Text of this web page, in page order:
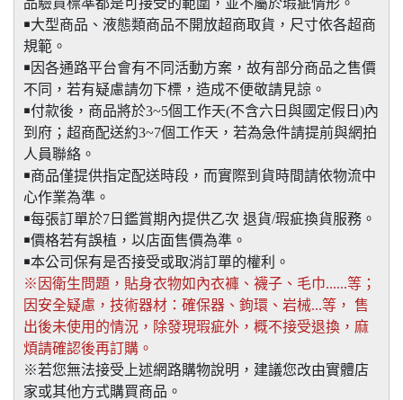
品驗貨標準都是可接受的範圍，並不屬於瑕疵情形。
￭大型商品、液態類商品不開放超商取貨，尺寸依各超商
規範。
￭因各通路平台會有不同活動方案，故有部分商品之售價
不同，若有疑慮請勿下標，造成不便敬請見諒。
￭付款後，商品將於3~5個工作天(不含六日與國定假日)內
到府；超商配送約3~7個工作天，若為急件請提前與網拍
人員聯絡。
￭商品僅提供指定配送時段，而實際到貨時間請依物流中
心作業為準。
￭每張訂單於7日鑑賞期內提供乙次 退貨/瑕疵換貨服務。
￭價格若有誤植，以店面售價為準。
￭本公司保有是否接受或取消訂單的權利。
※因衛生問題，貼身衣物如內衣褲、襪子、毛巾......等；
因安全疑慮，技術器材：確保器、鉤環、岩械...等， 售
出後未使用的情況，除發現瑕疵外，概不接受退換，麻
煩請確認後再訂購。
※若您無法接受上述網路購物說明，建議您改由實體店
家或其他方式購買商品。